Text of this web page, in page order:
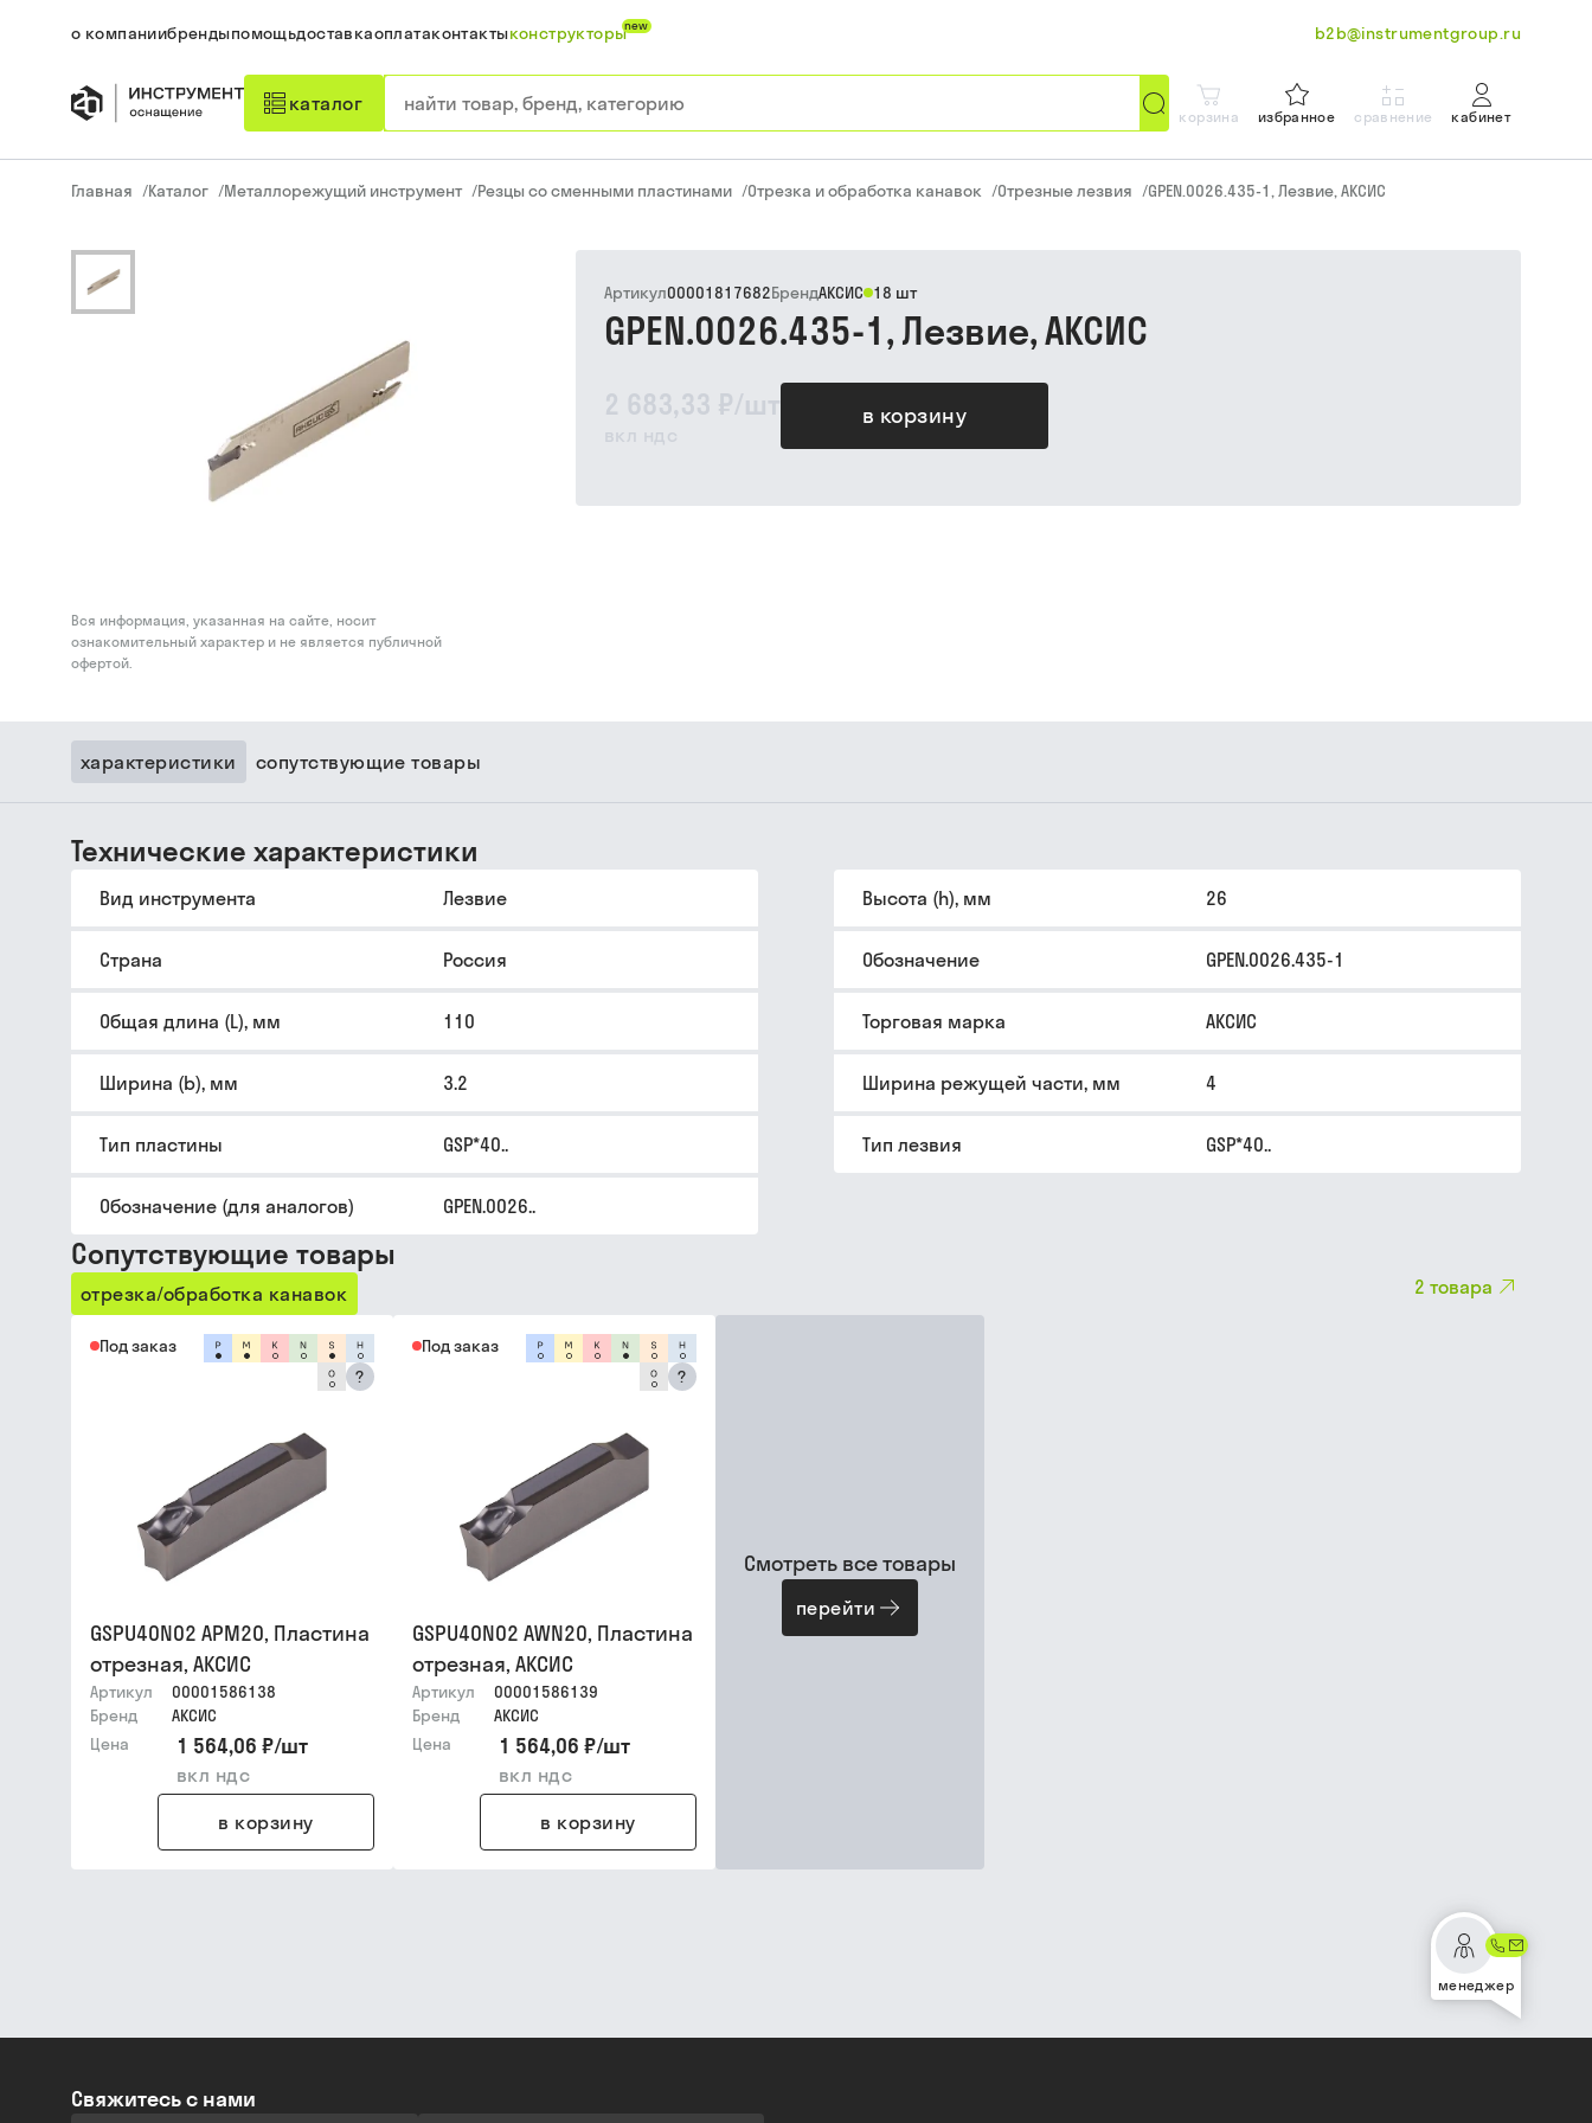
о компаниибрендыпомощьдоставкаоплатаконтактыконструкторыnew b2b@instrumentgroup.ru
каталог
корзина избранное сравнение кабинет
Главная /Каталог /Металлорежущий инструмент /Резцы со сменными пластинами /Отрезка и обработка канавок /Отрезные лезвия /GPEN.0026.435-1, Лезвие, АКСИС
Вся информация, указанная на сайте, носит
ознакомительный характер и не является публичной
офертой.
2 683,33 ₽/шт
вкл ндс
в корзину
Артикул00001817682БрендАКСИС 18 шт
GPEN.0026.435-1, Лезвие, АКСИС
характеристики сопутствующие товары
Технические характеристики
Вид инструмента Лезвие Высота (h), мм 26
Страна Россия Обозначение GPEN.0026.435-1
Общая длина (L), мм 110 Торговая марка АКСИС
Ширина (b), мм 3.2 Ширина режущей части, мм 4
Тип пластины GSP*40.. Тип лезвия GSP*40..
Обозначение (для аналогов) GPEN.0026..
Сопутствующие товары
отрезка/обработка канавок 2 товара
Под заказ
?
GSPU40N02 APM20, Пластина
отрезная, АКСИС
Артикул
00001586138
Бренд
АКСИС
Цена
1 564,06 ₽/шт
вкл ндс
в корзину
Под заказ
?
GSPU40N02 AWN20, Пластина
отрезная, АКСИС
Артикул
00001586139
Бренд
АКСИС
Цена
1 564,06 ₽/шт
вкл ндс
в корзину
Смотреть все товары
перейти
менеджер
Свяжитесь с нами